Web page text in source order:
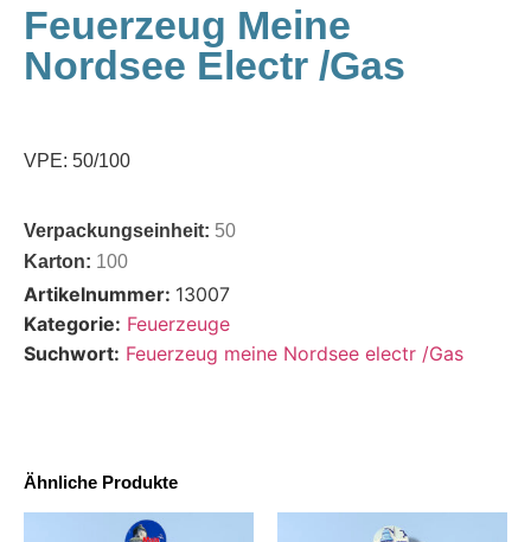
Feuerzeug Meine
Nordsee Electr /Gas
VPE: 50/100
Verpackungseinheit: 50
Karton: 100
Artikelnummer: 13007
Kategorie: Feuerzeuge
Suchwort: Feuerzeug meine Nordsee electr /Gas
Ähnliche Produkte